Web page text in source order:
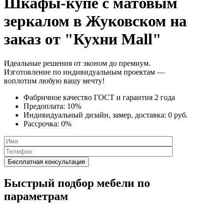
зеркалом в Жуковском на
заказ от "Кухни Mall"
Идеальные решения от эконом до премиум.
Изготовление по индивидуальным проектам —
воплотим любую вашу мечту!
Фабричное качество ГОСТ и гарантия 2 года
Предоплата: 10%
Индивидуальный дизайн, замер, доставка: 0 руб.
Рассрочка: 0%
Быстрый подбор мебели по
параметрам